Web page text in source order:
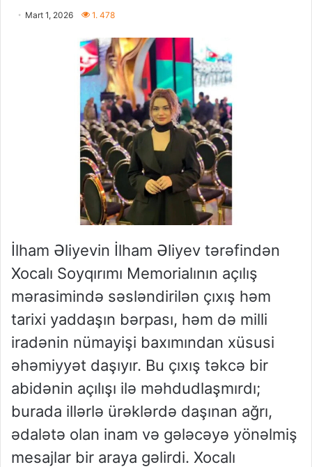
Mart 1, 2026 1. 478
İlham Əliyevin İlham Əliyev tərəfindən
Xocalı Soyqırımı Memorialının açılış
mərasimində səsləndirilən çıxış həm
tarixi yaddaşın bərpası, həm də milli
iradənin nümayişi baxımından xüsusi
əhəmiyyət daşıyır. Bu çıxış təkcə bir
abidənin açılışı ilə məhdudlaşmırdı;
burada illərlə ürəklərdə daşınan ağrı,
ədalətə olan inam və gələcəyə yönəlmiş
mesajlar bir araya gəlirdi. Xocalı